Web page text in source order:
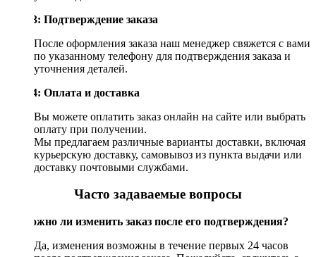
Шаг 3: Подтверждение заказа
После оформления заказа наш менеджер свяжется с вами
по указанному телефону для подтверждения заказа и
уточнения деталей.
Шаг 4: Оплата и доставка
Вы можете оплатить заказ онлайн на сайте или выбрать
оплату при получении.
Мы предлагаем различные варианты доставки, включая
курьерскую доставку, самовывоз из пункта выдачи или
доставку почтовыми службами.
Часто задаваемые вопросы
Возможно ли изменить заказ после его подтверждения?
Да, изменения возможны в течение первых 24 часов